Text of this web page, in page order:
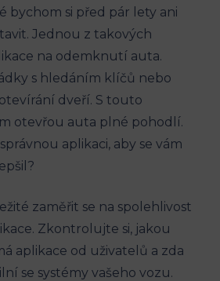
bychom si před pár lety ani
Jednou z takových
na odemknutí auta.
s hledáním klíčů nebo
dveří. S touto
otevřou auta plné pohodlí.
aplikaci, aby se vám
zaměřit se na spolehlivost
Zkontrolujte si, jakou
aplikace od uživatelů a zda
se systémy vašeho vozu.